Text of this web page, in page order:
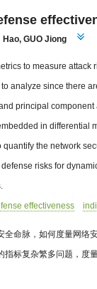
Hao, GUO Jiong
to measure
analyze since there
principal
in differential
the network
risks for
effectiveness
命脉，如何度量网
标复杂繁多问题，